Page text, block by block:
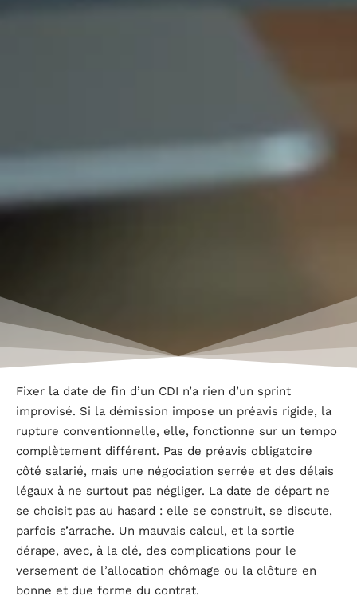
Fixer la date de fin d’un CDI n’a rien d’un sprint
improvisé. Si la démission impose un préavis rigide, la
rupture conventionnelle, elle, fonctionne sur un tempo
complètement différent. Pas de préavis obligatoire
côté salarié, mais une négociation serrée et des délais
légaux à ne surtout pas négliger. La date de départ ne
se choisit pas au hasard : elle se construit, se discute,
parfois s’arrache. Un mauvais calcul, et la sortie
dérape, avec, à la clé, des complications pour le
versement de l’allocation chômage ou la clôture en
bonne et due forme du contrat.